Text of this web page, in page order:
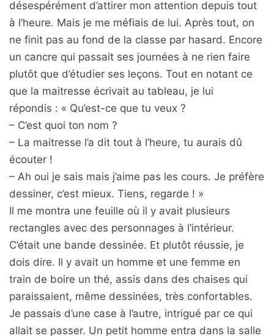
désespérément d’attirer mon attention depuis tout
à l’heure. Mais je me méfiais de lui. Après tout, on
ne finit pas au fond de la classe par hasard. Encore
un cancre qui passait ses journées à ne rien faire
plutôt que d’étudier ses leçons. Tout en notant ce
que la maitresse écrivait au tableau, je lui
répondis : « Qu’est-ce que tu veux ?
– C’est quoi ton nom ?
– La maitresse l’a dit tout à l’heure, tu aurais dû
écouter !
– Ah oui je sais mais j’aime pas les cours. Je préfère
dessiner, c’est mieux. Tiens, regarde ! »
Il me montra une feuille où il y avait plusieurs
rectangles avec des personnages à l’intérieur.
C’était une bande dessinée. Et plutôt réussie, je
dois dire. Il y avait un homme et une femme en
train de boire un thé, assis dans des chaises qui
paraissaient, même dessinées, très confortables.
Je passais d’une case à l’autre, intrigué par ce qui
allait se passer. Un petit homme entra dans la salle